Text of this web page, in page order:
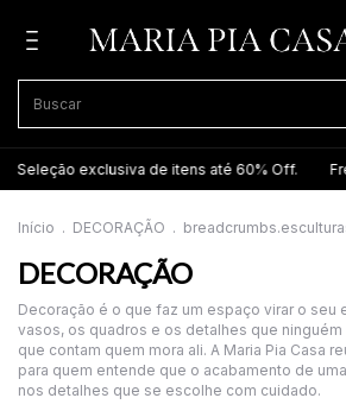
de itens até 60% Off. Frete grátis
Início . DECORAÇÃO .
DECORAÇÃO
Decoração é o que faz um espaço virar o seu
vasos, os quadros e os detalhes que
que contam quem mora ali. A Maria Pia Casa
para quem entende que o acabamento de
nos detalhes que se escolhe com cuidado.